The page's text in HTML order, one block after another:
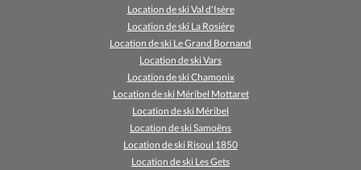
Location de ski Val d'Isère
Location de ski La Rosière
Location de ski Le Grand Bornand
Location de ski Vars
Location de ski Chamonix
Location de ski Méribel Mottaret
Location de ski Méribel
Location de ski Samoëns
Location de ski Risoul 1850
Location de ski Les Gets